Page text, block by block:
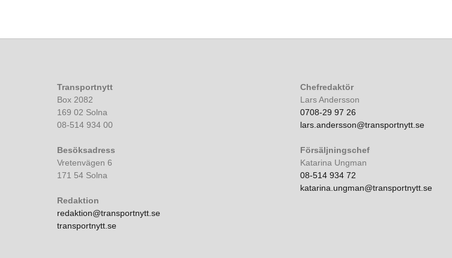
Transportnytt
Box 2082
169 02 Solna
08-514 934 00
Besöksadress
Vretenvägen 6
171 54 Solna
Redaktion
redaktion@transportnytt.se
transportnytt.se
Chefredaktör
Lars Andersson
0708-29 97 26
lars.andersson@transportnytt.se
Försäljningschef
Katarina Ungman
08-514 934 72
katarina.ungman@transportnytt.se